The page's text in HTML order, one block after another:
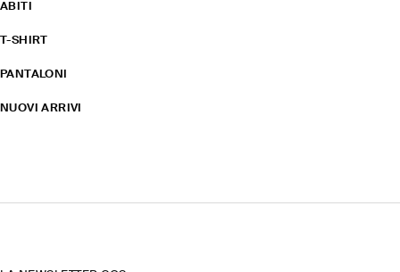
ABITI
T-SHIRT
PANTALONI
NUOVI ARRIVI